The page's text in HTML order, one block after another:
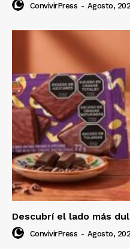
ConvivirPress - Agosto,
Descubrí el lado más
ConvivirPress - Agosto,